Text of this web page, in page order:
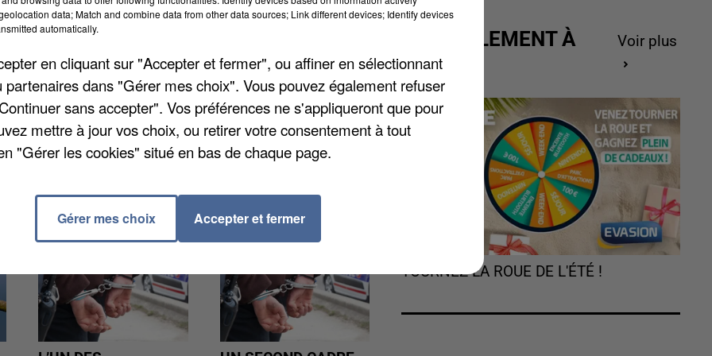
Rosa Bonheur réalisent cette année une œuvre
Edouard Sufrin. La finalité est de réaliser un
a lieu aujourd'hui à travers six ateliers sur le thème
une joaillière et un collecteur. Les collégiens
manipulant des pierres précieuses.
ACTUELLEMENT À
GAGNER
Voir plus
TOURNEZ LA ROUE DE L'ÉTÉ !
data; Match and combine data from other data sources; Link different devices; Identify devices
automatically.
en cliquant sur "Accepter et fermer", ou affiner en sélectionnant
partenaires dans "Gérer mes choix". Vous pouvez également refuser
sans accepter". Vos préférences ne s'appliqueront que pour
mettre à jour vos choix, ou retirer votre consentement à tout
"Gérer les cookies" situé en bas de chaque page.
Gérer mes choix Accepter et fermer